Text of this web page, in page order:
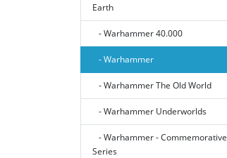
Earth
- Warhammer 40.000
- Warhammer
- Warhammer The Old World
- Warhammer Underworlds
- Warhammer - Commemorative
Series